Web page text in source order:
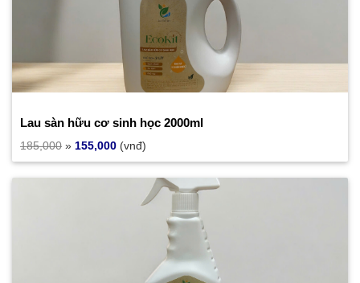
Lau sàn hữu cơ sinh học 2000ml
185,000 » 155,000 (vnđ)